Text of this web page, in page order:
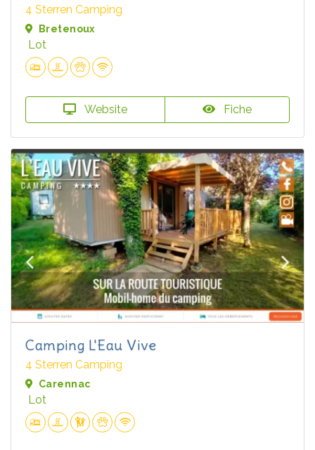
4 Sterren Camping
Bretenoux
Lot
Website Fiche
Camping L'Eau Vive
4 Sterren Camping
Carennac
Lot